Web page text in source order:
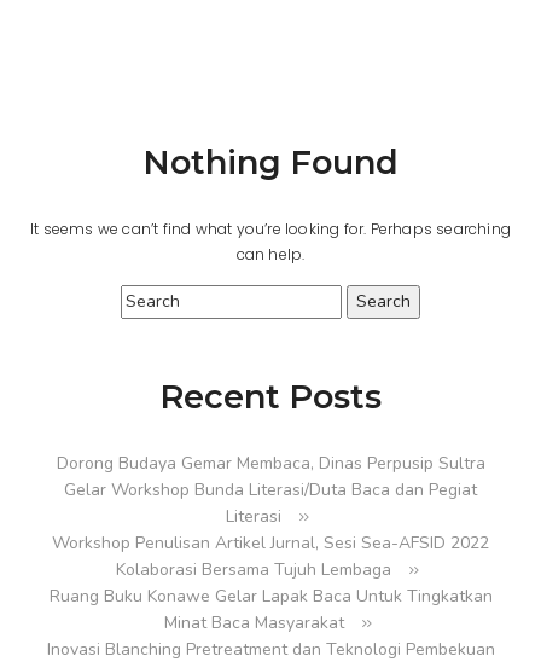
Nothing Found
It seems we can’t find what you’re looking for. Perhaps searching
can help.
Recent Posts
Dorong Budaya Gemar Membaca, Dinas Perpusip Sultra
Gelar Workshop Bunda Literasi/Duta Baca dan Pegiat
Literasi
Workshop Penulisan Artikel Jurnal, Sesi Sea-AFSID 2022
Kolaborasi Bersama Tujuh Lembaga
Ruang Buku Konawe Gelar Lapak Baca Untuk Tingkatkan
Minat Baca Masyarakat
Inovasi Blanching Pretreatment dan Teknologi Pembekuan